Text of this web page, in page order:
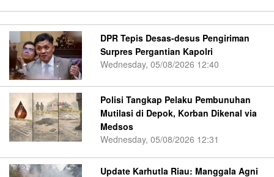
DPR Tepis Desas-desus Pengiriman
Surpres Pergantian Kapolri
Wednesday, 05/08/2026 12:40
Polisi Tangkap Pelaku Pembunuhan
Mutilasi di Depok, Korban Dikenal via
Medsos
Wednesday, 05/08/2026 12:31
Update Karhutla Riau: Manggala Agni